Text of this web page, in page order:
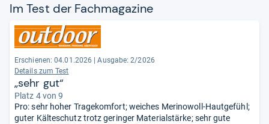
Im Test der Fach­ma­ga­zine
Erschienen: 04.01.2026
Ausgabe: 2/2026
Details zum Test
„sehr gut“
Platz 4 von 9
Pro: sehr hoher Tragekomfort; weiches Merinowoll-Hautgefühl;
guter Kälteschutz trotz geringer Materialstärke; sehr gute